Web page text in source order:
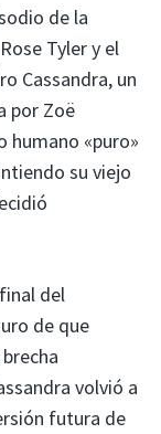
de la
Tyler y el
Cassandra, un
por Zoë
humano «puro»
su viejo
del
de que
volvió a
futura de